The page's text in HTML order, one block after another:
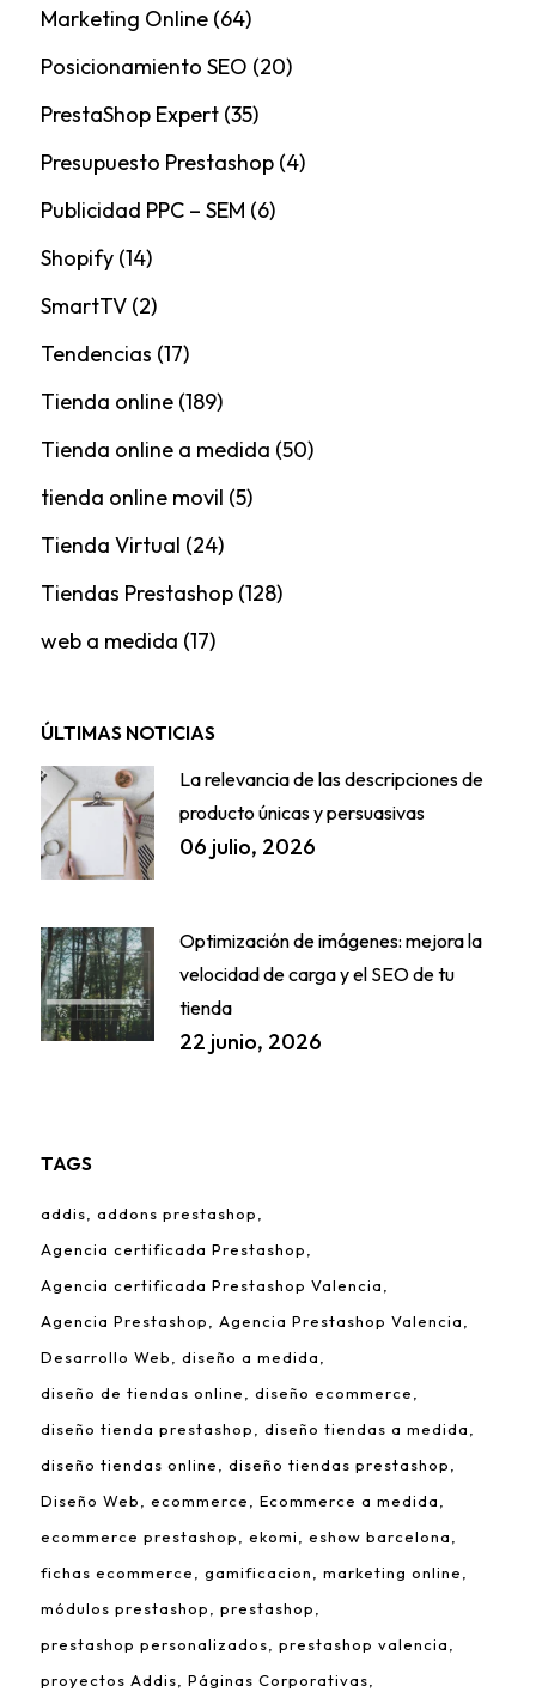
Marketing Online(64)
Posicionamiento SEO (20)
PrestaShop Expert(35)
Presupuesto Prestashop(4)
Publicidad PPC – SEM (6)
Shopify(14)
SmartTV(2)
Tendencias (17)
Tienda online(189)
Tienda online a medida (50)
tienda online movil (5)
Tienda Virtual (24)
Tiendas Prestashop(128)
web a medida (17)
ÚLTIMAS NOTICIAS
La relevancia de las descripciones de
producto únicas y persuasivas
06 julio, 2026
Optimización de imágenes: mejora la
velocidad de carga y el SEO de tu
tienda
22 junio, 2026
TAGS
addis
addons prestashop
Agencia certificada Prestashop
Agencia certificada Prestashop Valencia
Agencia Prestashop
Agencia Prestashop Valencia
Desarrollo Web
diseño a medida
diseño de tiendas online
diseño ecommerce
diseño tienda prestashop
diseño tiendas a medida
diseño tiendas online
diseño tiendas prestashop
Diseño Web
ecommerce
Ecommerce a medida
ecommerce prestashop
ekomi
eshow barcelona
fichas ecommerce
gamificacion
marketing online
módulos prestashop
prestashop
prestashop personalizados
prestashop valencia
proyectos Addis
Páginas Corporativas